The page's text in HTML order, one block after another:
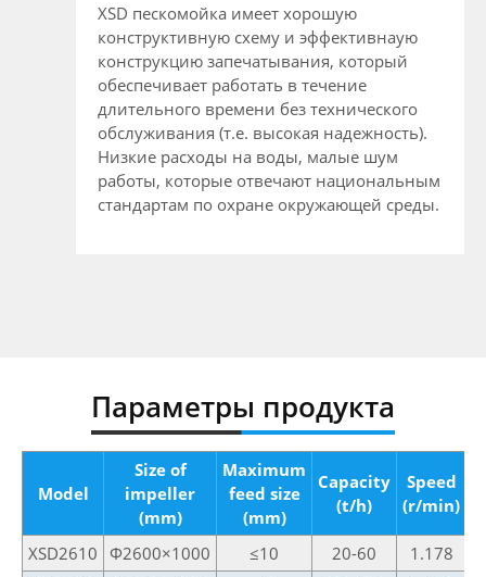
XSD пескомойка имеет хорошую
конструктивную схему и эффективнаую
конструкцию запечатывания, который
обеспечивает работать в течение
длительного времени без технического
обслуживания (т.е. высокая надежность).
Низкие расходы на воды, малые шум
работы, которые отвечают национальным
стандартам по охране окружающей среды.
Параметры продукта
Model
Size of
impeller
(mm)
Maximum
feed size
(mm)
Capacity
(t/h)
Speed
(r/min)
XSD2610 Φ2600×1000 ≤10 20-60 1.178